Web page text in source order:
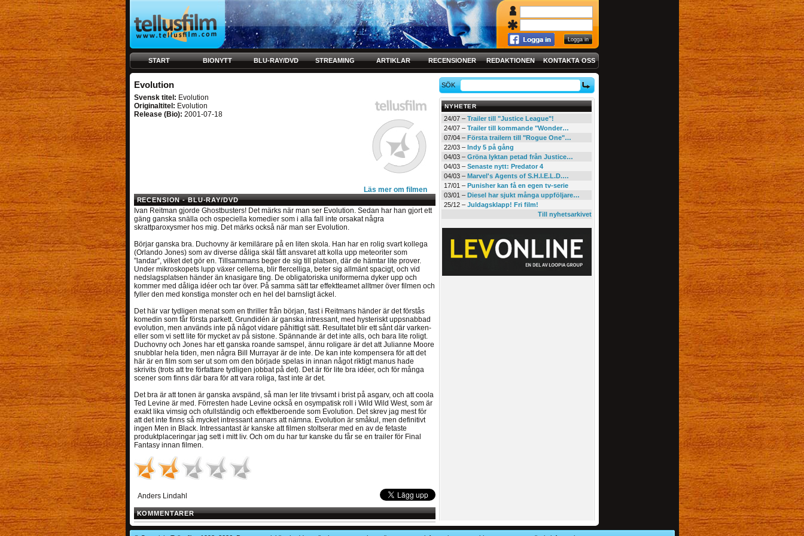
START BIONYTT BLU-RAY/DVD STREAMING ARTIKLAR RECENSIONER REDAKTIONEN KONTAKTA OSS
Evolution
Läs mer om filmen
Svensk titel: Evolution
Originaltitel: Evolution
Release (Bio): 2001-07-18
RECENSION - BLU-RAY/DVD
Ivan Reitman gjorde Ghostbusters! Det märks när man ser Evolution. Sedan har han gjort ett
gäng ganska snälla och ospeciella komedier som i alla fall inte orsakat några
skrattparoxysmer hos mig. Det märks också när man ser Evolution.
Börjar ganska bra. Duchovny är kemilärare på en liten skola. Han har en rolig svart kollega
(Orlando Jones) som av diverse dåliga skäl fått ansvaret att kolla upp meteoriter som
”landar”, vilket det gör en. Tillsammans beger de sig till platsen, där de hämtar lite prover.
Under mikroskopets lupp växer cellerna, blir flercelliga, beter sig allmänt spacigt, och vid
nedslagsplatsen händer än knasigare ting. De obligatoriska uniformerna dyker upp och
kommer med dåliga idéer och tar över. På samma sätt tar effektteamet alltmer över filmen och
fyller den med konstiga monster och en hel del barnsligt äckel.
Det här var tydligen menat som en thriller från början, fast i Reitmans händer är det förstås
komedin som får första parkett. Grundidén är ganska intressant, med hysteriskt uppsnabbad
evolution, men används inte på något vidare påhittigt sätt. Resultatet blir ett sånt där varken-
eller som vi sett lite för mycket av på sistone. Spännande är det inte alls, och bara lite roligt.
Duchovny och Jones har ett ganska roande samspel, ännu roligare är det att Julianne Moore
snubblar hela tiden, men några Bill Murrayar är de inte. De kan inte kompensera för att det
här är en film som ser ut som om den började spelas in innan något riktigt manus hade
skrivits (trots att tre författare tydligen jobbat på det). Det är för lite bra idéer, och för många
scener som finns där bara för att vara roliga, fast inte är det.
Det bra är att tonen är ganska avspänd, så man ler lite trivsamt i brist på asgarv, och att coola
Ted Levine är med. Förresten hade Levine också en osympatisk roll i Wild Wild West, som är
exakt lika vimsig och ofullständig och effektberoende som Evolution. Det skrev jag mest för
att det inte finns så mycket intressant annars att nämna. Evolution är småkul, men definitivt
ingen Men in Black. Intressantast är kanske att filmen stoltserar med en av de fetaste
produktplaceringar jag sett i mitt liv. Och om du har tur kanske du får se en trailer för Final
Fantasy innan filmen.
Anders Lindahl
KOMMENTARER
SÖK
NYHETER
24/07 –Trailer till "Justice League"!
24/07 –Trailer till kommande "Wonder…
07/04 –Första trailern till "Rogue One"…
22/03 –Indy 5 på gång
04/03 –Gröna lyktan petad från Justice…
04/03 –Senaste nytt: Predator 4
04/03 –Marvel's Agents of S.H.I.E.L.D.…
17/01 –Punisher kan få en egen tv-serie
03/01 –Diesel har sjukt många uppföljare…
25/12 –Juldagsklapp! Fri film!
Till nyhetsarkivet